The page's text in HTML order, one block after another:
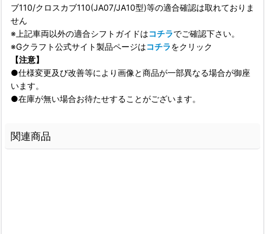
ブ110/クロスカブ110(JA07/JA10型)等の適合確認は取れておりま
せん
※上記車両以外の適合シフトガイドはコチラでご確認下さい。
※Gクラフト公式サイト製品ページはコチラをクリック
【注意】
●仕様変更及び改善等により画像と商品が一部異なる場合が御座
います。
●在庫が無い場合お待たせすることがございます。
関連商品